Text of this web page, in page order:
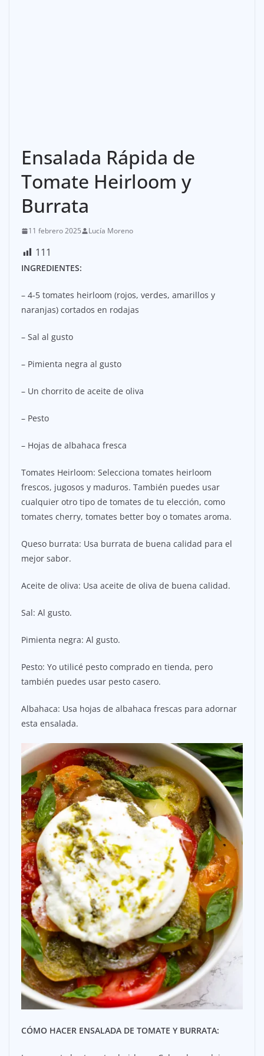
Ensalada Rápida de
Tomate Heirloom y
Burrata
11 febrero 2025 Lucía Moreno
111
INGREDIENTES:
– 4-5 tomates heirloom (rojos, verdes, amarillos y
naranjas) cortados en rodajas
– Sal al gusto
– Pimienta negra al gusto
– Un chorrito de aceite de oliva
– Pesto
– Hojas de albahaca fresca
Tomates Heirloom: Selecciona tomates heirloom
frescos, jugosos y maduros. También puedes usar
cualquier otro tipo de tomates de tu elección, como
tomates cherry, tomates better boy o tomates aroma.
Queso burrata: Usa burrata de buena calidad para el
mejor sabor.
Aceite de oliva: Usa aceite de oliva de buena calidad.
Sal: Al gusto.
Pimienta negra: Al gusto.
Pesto: Yo utilicé pesto comprado en tienda, pero
también puedes usar pesto casero.
Albahaca: Usa hojas de albahaca frescas para adornar
esta ensalada.
CÓMO HACER ENSALADA DE TOMATE Y BURRATA: